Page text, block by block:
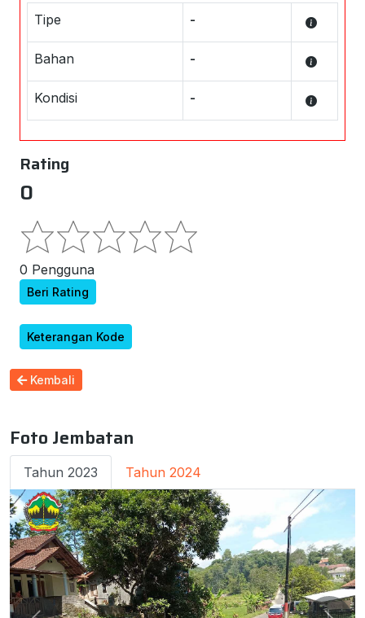
Tipe -
Bahan -
Kondisi -
Rating
0
0 Pengguna
Beri Rating
Keterangan Kode
Kembali
Foto Jembatan
Tahun 2023 Tahun 2024